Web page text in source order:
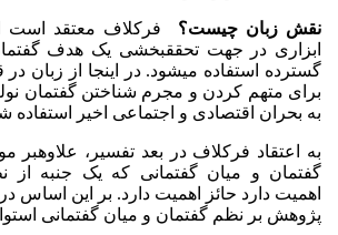
نقش زبان چیست؟ فرکلاف معتقد
ابزاری در جهت تحقق­بخشی یک هدف
گسترده استفاده می­شود. در این­جا از زبان در
برای متهم کردن و مجرم شناختن گفتمان
به بحران اقتصادی و اجتماعی اخیر
به اعتقاد فرکلاف در بعد تفسیر،
گفتمان و میان گفتمانی که یک جنبه
اهمیت دارد حائز اهمیت دارد. بر این اساس در
پژوهش بر نظم گفتمان و میان گفتمانی